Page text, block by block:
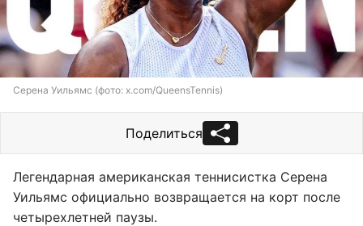
Серена Уильямс (фото: x.com/QueensTennis)
Поделиться
Легендарная американская теннисистка Серена
Уильямс официально возвращается на корт после
четырехлетней паузы.